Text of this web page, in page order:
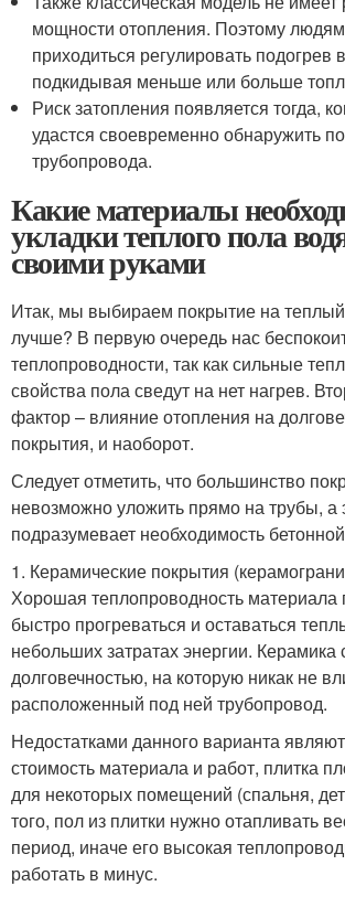
мощности отопления. Поэтому
приходиться регулировать подогрев
подкидывая меньше или больше
Риск затопления появляется тогда,
удастся своевременно обнаружить
трубопровода.
Какие материалы
укладки теплого пола
своими руками
Итак, мы выбираем покрытие на
лучше? В первую очередь нас
теплопроводности, так как сильные
свойства пола сведут на нет нагрев.
фактор – влияние отопления на
покрытия, и наоборот.
Следует отметить, что большинство
невозможно уложить прямо на трубы, а
подразумевает необходимость
1. Керамические покрытия
Хорошая теплопроводность материала
быстро прогреваться и оставаться
небольших затратах энергии. Керамика
долговечностью, на которую никак не
расположенный под ней трубопровод.
Недостатками данного варианта
стоимость материала и работ, плитка
для некоторых помещений (спальня,
того, пол из плитки нужно отапливать
период, иначе его высокая
работать в минус.